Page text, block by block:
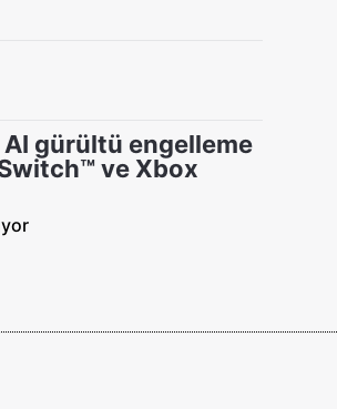
AI gürültü engelleme
ve Xbox